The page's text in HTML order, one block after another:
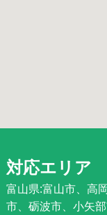
対応エリア
富山県:富山市、高
市、砺波市、小矢